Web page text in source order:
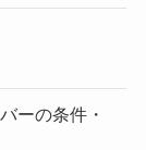
ーの条件・